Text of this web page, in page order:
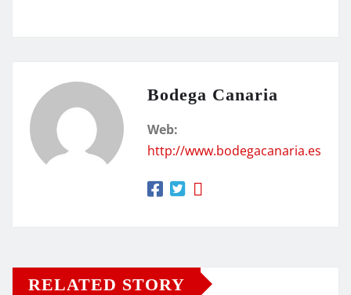
Bodega Canaria
Web:
http://www.bodegacanaria.es
RELATED STORY